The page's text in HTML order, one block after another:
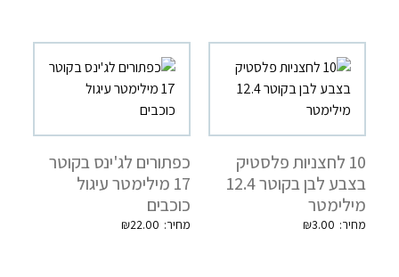
10 לחצניות פלסטיק
בצבע לבן בקוטר 12.4
מילימטר
₪3.00
כפתורים לג'ינס בקוטר
17 מילימטר עיגול
כוכבים
₪22.00